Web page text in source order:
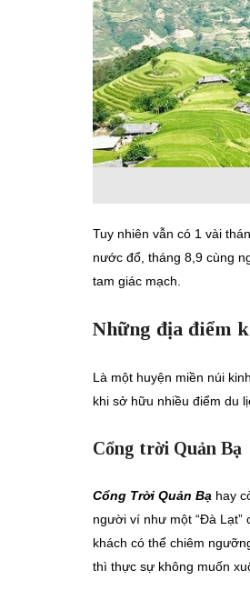
Tuy nhiên vẫn có 1 vài
nước đổ, tháng 8,9 cùng
tam giác mạch.
Những địa điểm
Là một huyện miền núi
khi sở hữu nhiều điểm du
Cổng trời Quản Bạ
Cổng Trời Quản Bạ hay
người ví như một “Đà
khách có thể chiêm
thì thực sự không muốn